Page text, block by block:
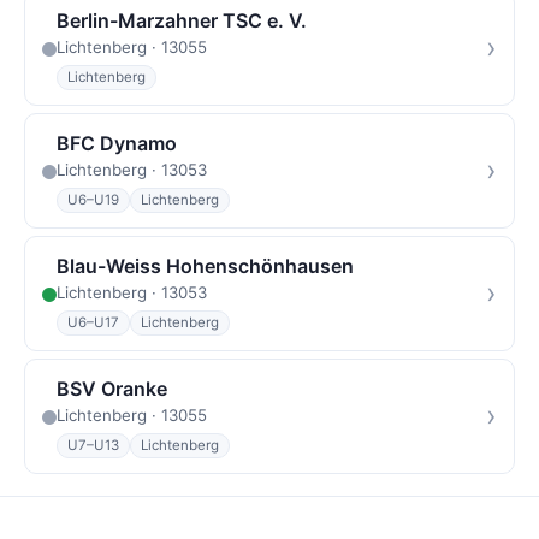
Berlin-Marzahner TSC e. V.
Lichtenberg · 13055
Lichtenberg
›
BFC Dynamo
Lichtenberg · 13053
U6–U19 Lichtenberg
›
Blau-Weiss Hohenschönhausen
Lichtenberg · 13053
U6–U17 Lichtenberg
›
BSV Oranke
Lichtenberg · 13055
U7–U13 Lichtenberg
›